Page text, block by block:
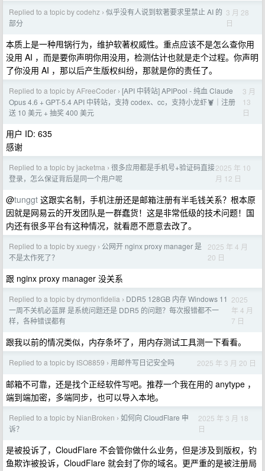
Replied to a topic by codehz › 似乎没有人说到软著要求里禁止 AI 的
部分
3 月 28
日
本质上是一种甩锅行为，维护软著权威性。重点应该不是怎么查你用
没用 AI ，而是要你声明你用没用，检测估计也就是走个过程。你声明
了你没用 AI ，那以后产生版权纠纷，那就是你的责任了。
Replied to a topic by AFreeCoder › [API 中转站] APIPool - 纯血 Claude
Opus 4.6 + GPT-5.4 API 中转站，支持 codex、cc，支持小龙虾🦞｜注册
送 10 美元 + 抽奖 400 美元
3 月
13
日
用户 ID: 635
感谢
Replied to a topic by jacketma › 很多应用都是手机号+验证码直接
登录，怎么保证背后是同一个用户呢
2025 年 10
月 12 日
@tunggt 这跟实名制，手机注册还是邮箱注册有半毛钱关系？根本原
因就是网易云的开发团队是一群蠢货！这是非常低级的技术问题！国
内还有很多平台有这种情况，就看愿不愿意去改了。
Replied to a topic by xuegy › 公网开 nginx proxy manager 是
不是太作死了？
2025 年 4 月
20 日
跟 nginx proxy manager 没关系
Replied to a topic by drymonfidelia › DDR5 128GB 内存 Windows 11
一周不关机必蓝屏 是系统问题还是 DDR5 的问题？每次报错都不一
样，各种错误都有
2025
年 4 月
7 日
跟我以前的情况类似，内存条坏了，用内存测试工具测一下看看。
Replied to a topic by ISO8859 › 用邮件写日记安全吗 2025 年 3 月 20 日
邮箱不可靠，还是找个正经软件写吧。推荐一个我在用的 anytype ，
端到端加密，多端同步，也可以导入本地。
Replied to a topic by NianBroken › 如何向 CloudFlare 申
诉？
2025 年 3 月 18
日
是被投诉了，CloudFlare 不会管你做什么业务，但是涉及到版权，钓
鱼欺诈被投诉，CloudFlare 就会封了你的域名。更严重的是被注册局